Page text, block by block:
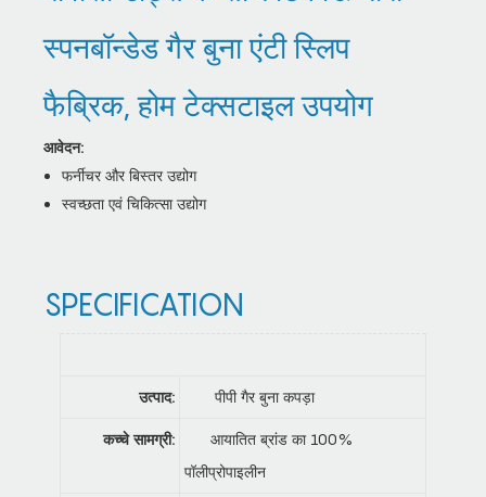
स्पनबॉन्डेड गैर बुना एंटी स्लिप
फैब्रिक, होम टेक्सटाइल उपयोग
आवेदन:
फर्नीचर और बिस्तर उद्योग
स्वच्छता एवं चिकित्सा उद्योग
SPECIFICATION
उत्पाद: पीपी गैर बुना कपड़ा
कच्चे सामग्री:
आयातित ब्रांड का 100%
पॉलीप्रोपाइलीन